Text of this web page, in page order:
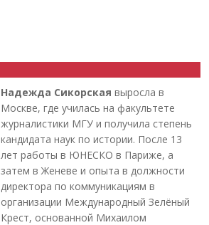
Надежда Сикорская выросла в
Москве, где училась на факультете
журналистики МГУ и получила степень
кандидата наук по истории. После 13
лет работы в ЮНЕСКО в Париже, а
затем в Женеве и опыта в должности
директора по коммуникациям в
организации Международный Зелёный
Крест, основанной Михаилом